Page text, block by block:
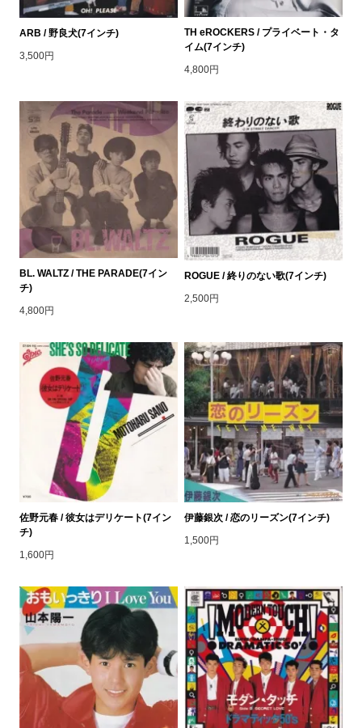
ARB / 野良犬(7インチ)
3,500円
TH eROCKERS / プライベート・タ
イム(7インチ)
4,800円
BL. WALTZ / THE PARADE(7イン
チ)
4,800円
ROGUE / 終りのない歌(7インチ)
2,500円
佐野元春 / 彼女はデリケート(7イン
チ)
1,600円
伊藤銀次 / 恋のリーズン(7インチ)
1,500円